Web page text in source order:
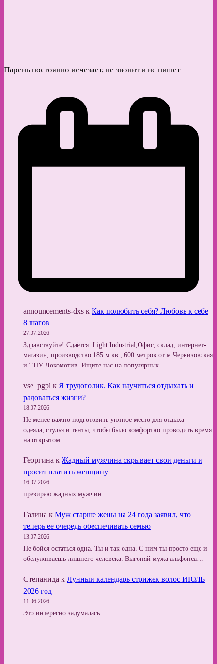
Парень постоянно исчезает, не звонит и не пишет
announcements-dxs к Как полюбить себя? Любовь к себе
8 шагов
27.07.2026
Здравствуйте! Сдаётся: Light Industrial,Офис, склад, интернет-
магазин, производство 185 м.кв., 600 метров от м.Черкизовская
и ТПУ Локомотив. Ищите нас на популярных…
vse_pgpl к Я трудоголик. Как научиться отдыхать и
радоваться жизни?
18.07.2026
Не менее важно подготовить уютное место для отдыха —
одеяла, стулья и тенты, чтобы было комфортно проводить время
на открытом…
Георгина к Жадный мужчина скрывает свои деньги и
просит платить женщину
16.07.2026
презираю жадных мужчин
Галина к Муж старше жены на 24 года заявил, что
теперь ее очередь обеспечивать семью
13.07.2026
Не бойся остаться одна. Ты и так одна. С ним ты просто еще и
обслуживаешь лишнего человека. Выгоняй мужа альфонса…
Степанида к Лунный календарь стрижек волос ИЮЛЬ
2026 год
11.06.2026
Это интересно задумалась